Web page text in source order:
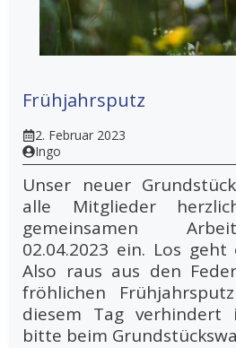
Frühjahrsputz
2. Februar 2023
Ingo
Unser neuer
alle Mitglieder
gemeinsamen
02.04.2023 ein. Los
Also raus aus den
fröhlichen
diesem Tag verhindert
bitte beim